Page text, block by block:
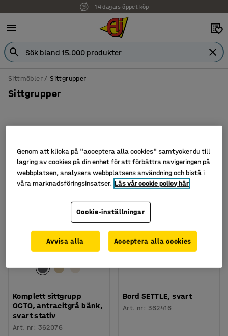
14 dagars öppet köp
Sittmöbler Sittgrupper
Sittgrupper
4 produkter
Komplett sittgrupp
OCTO, antracitgrå bänk,
svart stativ
Art. nr: 362076
Bord SETTLE, svart
Art. nr: 362416
Genom att klicka på "acceptera alla cookies" samtycker du till
lagring av cookies på din enhet för att förbättra navigeringen på
webbplatsen, analysera webbplatsens användning och bistå i
våra marknadsföringsinsatser. Läs vår cookie policy här
Cookie-inställningar
Avvisa alla Acceptera alla cookies